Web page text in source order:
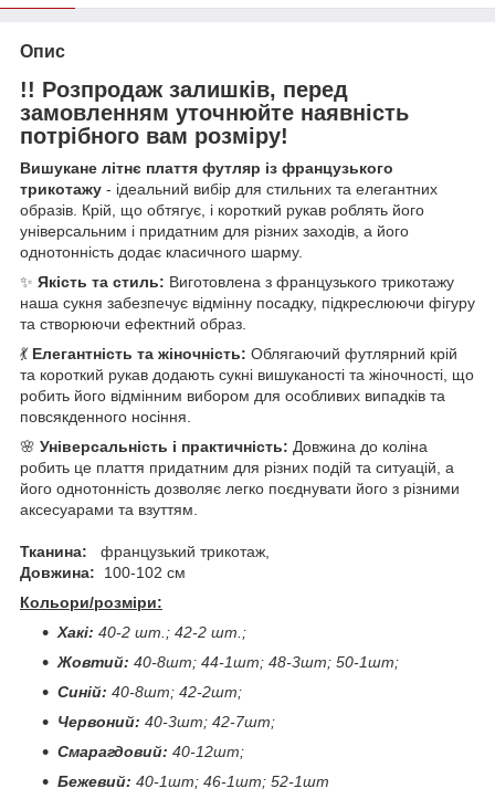
Опис
!! Розпродаж залишків, перед
замовленням уточнюйте наявність
потрібного вам розміру!
Вишукане літнє плаття футляр із французького
трикотажу - ідеальний вибір для стильних та елегантних
образів. Крій, що обтягує, і короткий рукав роблять його
універсальним і придатним для різних заходів, а його
однотонність додає класичного шарму.
✨ Якість та стиль: Виготовлена з французького трикотажу
наша сукня забезпечує відмінну посадку, підкреслюючи фігуру
та створюючи ефектний образ.
💃 Елегантність та жіночність: Облягаючий футлярний крій
та короткий рукав додають сукні вишуканості та жіночності, що
робить його відмінним вибором для особливих випадків та
повсякденного носіння.
🌸 Універсальність і практичність: Довжина до коліна
робить це плаття придатним для різних подій та ситуацій, а
його однотонність дозволяє легко поєднувати його з різними
аксесуарами та взуттям.
Тканина: французький трикотаж,
Довжина:
100-102 см
Кольори/розміри:
Хакі: 40-2 шт.; 42-2 шт.;
Жовтий: 40-8шт; 44-1шт; 48-3шт; 50-1шт;
Синій: 40-8шт; 42-2шт;
Червоний: 40-3шт; 42-7шт;
Смарагдовий: 40-12шт;
Бежевий: 40-1шт; 46-1шт; 52-1шт